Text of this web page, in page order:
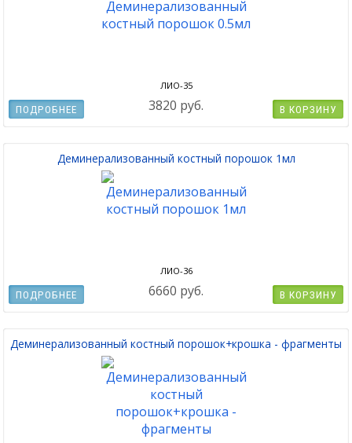
ЛИО-35
3820 руб. В КОРЗИНУ
ПОДРОБНЕЕ
Деминерализованный костный порошок 1мл
ЛИО-36
6660 руб. В КОРЗИНУ
ПОДРОБНЕЕ
Деминерализованный костный порошок+крошка - фрагменты